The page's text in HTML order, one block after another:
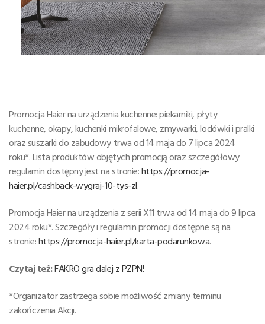
Promocja Haier na urządzenia kuchenne: piekarniki, płyty
kuchenne, okapy, kuchenki mikrofalowe, zmywarki, lodówki i pralki
oraz suszarki do zabudowy trwa od 14 maja do 7 lipca 2024
roku*. Lista produktów objętych promocją oraz szczegółowy
regulamin dostępny jest na stronie:https://promocja-
haier.pl/cashback-wygraj-10-tys-zl.
Promocja Haier na urządzenia z serii X11 trwa od 14 maja do 9 lipca
2024 roku*. Szczegóły i regulamin promocji dostępne są na
stronie:https://promocja-haier.pl/karta-podarunkowa.
Czytaj też:FAKRO gra dalej z PZPN!
*Organizator zastrzega sobie możliwość zmiany terminu
zakończenia Akcji.